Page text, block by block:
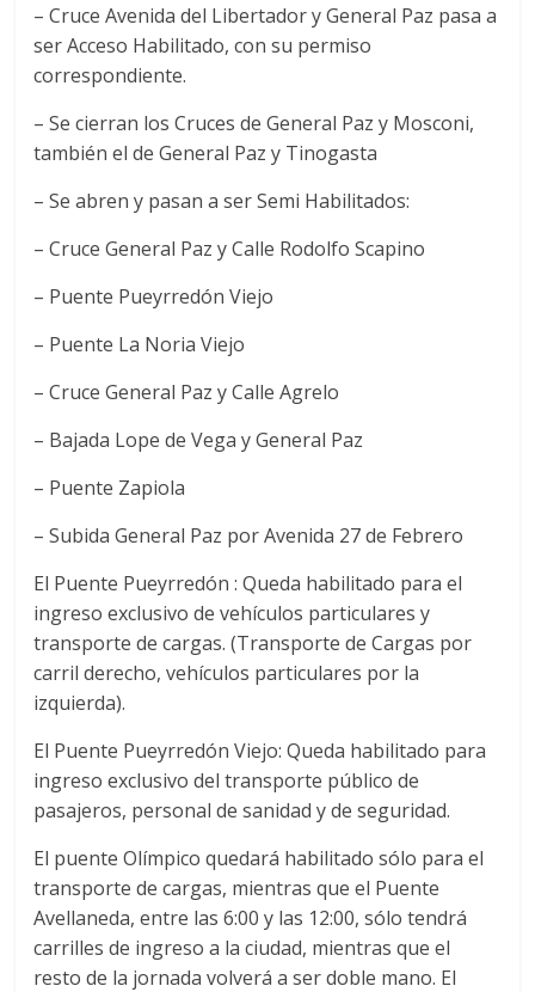
– Cruce Avenida del Libertador y General Paz pasa a
ser Acceso Habilitado, con su permiso
correspondiente.
– Se cierran los Cruces de General Paz y Mosconi,
también el de General Paz y Tinogasta
– Se abren y pasan a ser Semi Habilitados:
– Cruce General Paz y Calle Rodolfo Scapino
– Puente Pueyrredón Viejo
– Puente La Noria Viejo
– Cruce General Paz y Calle Agrelo
– Bajada Lope de Vega y General Paz
– Puente Zapiola
– Subida General Paz por Avenida 27 de Febrero
El Puente Pueyrredón : Queda habilitado para el
ingreso exclusivo de vehículos particulares y
transporte de cargas. (Transporte de Cargas por
carril derecho, vehículos particulares por la
izquierda).
El Puente Pueyrredón Viejo: Queda habilitado para
ingreso exclusivo del transporte público de
pasajeros, personal de sanidad y de seguridad.
El puente Olímpico quedará habilitado sólo para el
transporte de cargas, mientras que el Puente
Avellaneda, entre las 6:00 y las 12:00, sólo tendrá
carrilles de ingreso a la ciudad, mientras que el
resto de la jornada volverá a ser doble mano. El